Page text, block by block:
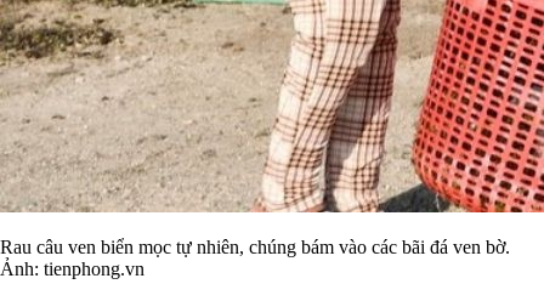
Rau câu ven biển mọc tự nhiên, chúng bám vào các bãi đá ven bờ.
Ảnh: tienphong.vn